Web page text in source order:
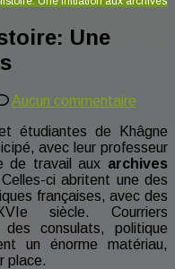
Une
Aucun commentaire
du
doigt
Une
aux
étudiantes de Khâgne
avec leur professeur
de travail aux archives
ci abritent une des
françaises, avec des
siècle. Courriers
des consulats, politique
un énorme matériau,
place.